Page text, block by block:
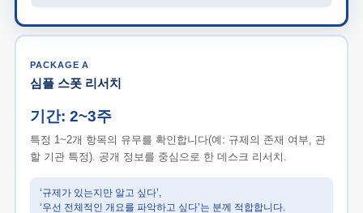
PACKAGE A
심플 스폿 리서치
기간: 2~3주
특정 1~2개 항목의 유무를 확인합니다(예: 규제의 존재 여부, 관
할 기관 특정). 공개 정보를 중심으로 한 데스크 리서치.
‘규제가 있는지만 알고 싶다’,
‘우선 전체적인 개요를 파악하고 싶다’는 분께 적합합니다.